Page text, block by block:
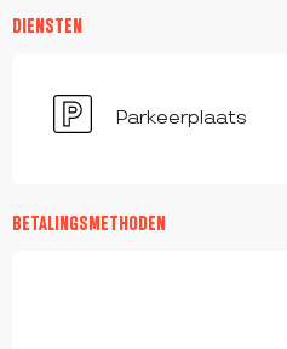
DIENSTEN
Parkeerplaats
BETALINGSMETHODEN